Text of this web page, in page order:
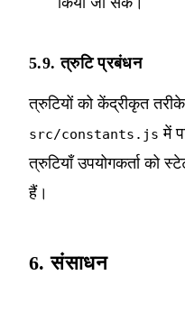
5.9. त्रुटि प्रबंधन
त्रुटियों को केंद्रीकृत
src/constants.js में
त्रुटियाँ उपयोगकर्ता को
हैं।
6. संसाधन